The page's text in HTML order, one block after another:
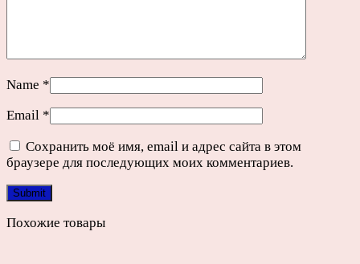
Name *
Email *
Сохранить моё имя, email и адрес сайта в этом
браузере для последующих моих комментариев.
Похожие товары